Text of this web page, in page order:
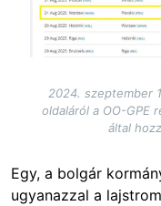
2024. szeptember
oldaláról a OO-GPE
által
Egy, a bolgár
ugyanazzal a